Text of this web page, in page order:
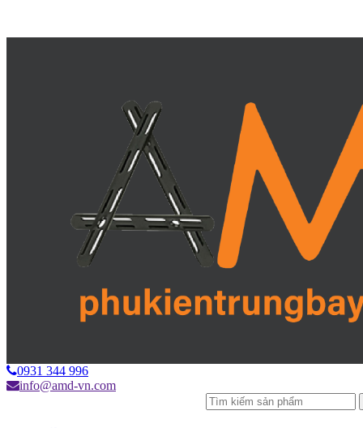
0931 344 996
info@amd-vn.com